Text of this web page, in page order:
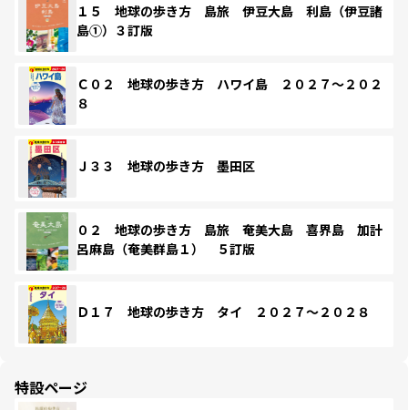
１５ 地球の歩き方 島旅 伊豆大島 利島（伊豆諸
島①）３訂版
Ｃ０２ 地球の歩き方 ハワイ島 ２０２７～２０２
８
Ｊ３３ 地球の歩き方 墨田区
０２ 地球の歩き方 島旅 奄美大島 喜界島 加計
呂麻島（奄美群島１） ５訂版
Ｄ１７ 地球の歩き方 タイ ２０２７～２０２８
特設ページ